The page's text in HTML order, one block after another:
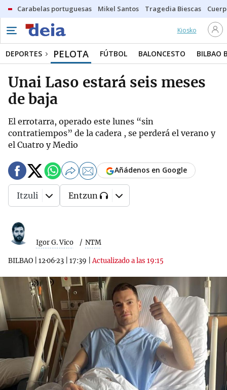
Carabelas portuguesas Mikel Santos Tragedia Biescas
Kiosko
DEPORTES PELOTA FÚTBOL BALONCESTO BILBAO
Unai Laso estará seis meses
de baja
El errotarra, operado este lunes “sin
contratiempos” de la cadera , se perderá el verano y
el Cuatro y Medio
Igor G. Vico NTM
BILBAO 12·06·23 17:39 |Actualizado a las 19:15
Añádenos en Google
Itzuli Entzun